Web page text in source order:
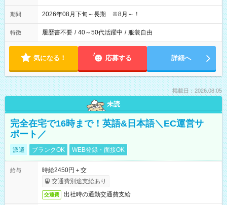
期間 2026年08月下旬～長期 ※8月～！
特徴 履歴書不要 / 40～50代活躍中 / 服装自由
気になる！ 応募する 詳細へ
掲載日：2026.08.05
未読
完全在宅で16時まで！英語&日本語＼EC運営サ
ポート／
派遣 ブランクOK WEB登録・面接OK
給与
時給2450円＋交
交通費別途支給あり
交通費 出社時の通勤交通費支給